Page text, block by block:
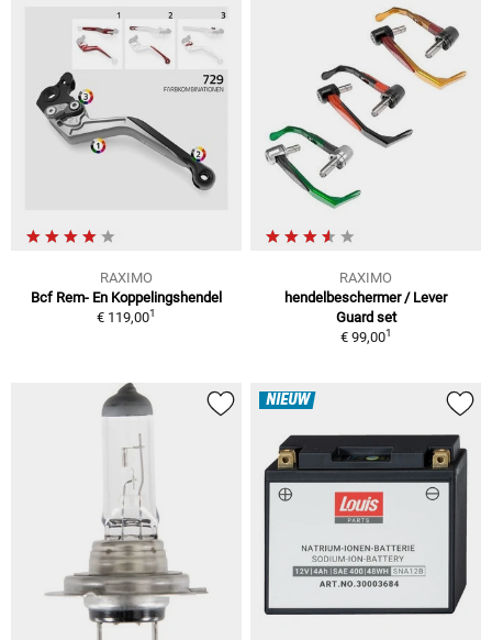
RAXIMO
Bcf Rem- En Koppelingshendel
€ 119,001
RAXIMO
hendelbeschermer / Lever
Guard set
€ 99,001
NIEUW